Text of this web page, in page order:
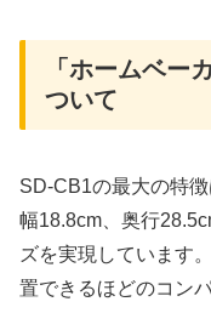
「ホームベー
ついて
SD-CB1の最大の特
幅18.8cm、奥行
ズを実現しています
置できるほどのコン